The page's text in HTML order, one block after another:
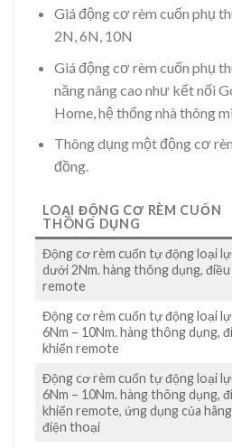
Giá động cơ rèm cuốn phụ
2N, 6N, 10N
Giá động cơ rèm cuốn phụ
năng nâng cao như kết nối
Home, hệ thống nhà thông
Thông dụng một động cơ
đồng.
LOẠI ĐỘNG CƠ RÈM CUỐN
THÔNG DỤNG
Động cơ rèm cuốn tự động loại
dưới 2Nm. hàng thông dụng,
remote
Động cơ rèm cuốn tự động loại
6Nm – 10Nm. hàng thông dụng,
khiển remote
Động cơ rèm cuốn tự động loại
6Nm – 10Nm. hàng thông dụng,
khiển remote, ứng dụng của
điện thoại